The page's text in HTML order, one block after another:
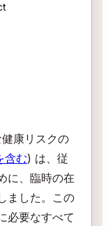
康リスクの
含む) は、従
に、臨時の在
ました。この
必要なすべて